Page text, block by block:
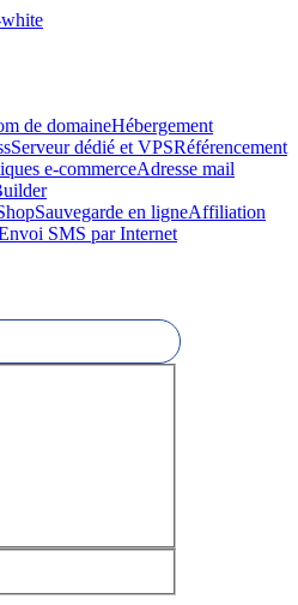
de domaineHébergement
Serveur dédié et VPSRéférencement
e-commerceAdresse mail
Sauvegarde en ligneAffiliation
SMS par Internet